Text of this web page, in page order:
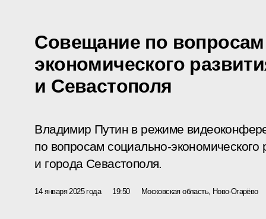
Совещание по
экономического
и Севастополя
Владимир Путин в режиме
по вопросам социально-
и города Севастополя.
14 января 2025 года 19:50 Московская область, Ново-Огарёво